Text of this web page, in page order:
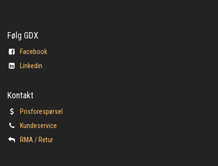
Følg GDX
Facebook
Linkedin
Kontakt
Prisforespørsel
Kundeservice
​RMA / Retur